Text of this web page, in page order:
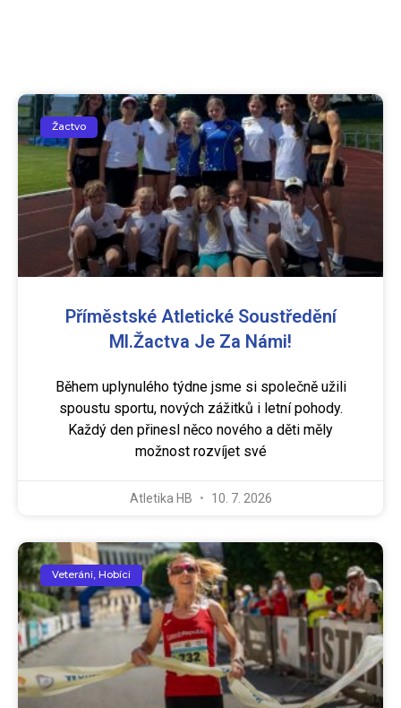
Žactvo
Příměstské Atletické Soustředění
Ml.žactva Je Za Námi!
Během uplynulého týdne jsme si společně užili
spoustu sportu, nových zážitků i letní pohody.
Každý den přinesl něco nového a děti měly
možnost rozvíjet své
Atletika HB 10. 7. 2026
Veteráni, Hobíci